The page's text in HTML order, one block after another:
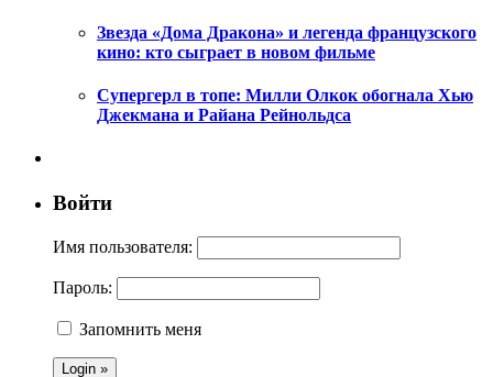
Звезда «Дома Дракона» и легенда французского
кино: кто сыграет в новом фильме
Супергерл в топе: Милли Олкок обогнала Хью
Джекмана и Райана Рейнольдса
Войти
Имя пользователя:
Пароль:
Запомнить меня